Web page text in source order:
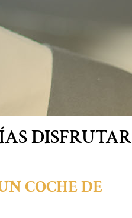
DISFRUTAR
COCHE DE